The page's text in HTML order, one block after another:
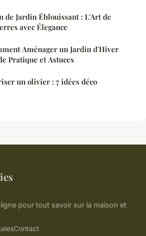
de Jardin Éblouissant : L'Art de
avec Élegance
Aménager un Jardin d'Hiver
Pratique et Astuces
un olivier : 7 idées déco
pour tout savoir sur la maison et
Contact